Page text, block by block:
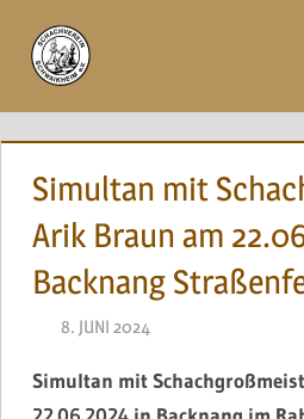
Inhalt
springen
Simultan mit
Arik Braun am
Backnang
8. JUNI 2024
Simultan mit